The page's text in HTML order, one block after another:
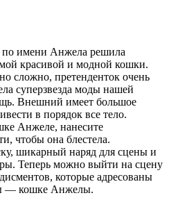
по имени Анжела решила
красивой и модной кошки.
сложно, претенденток очень
суперзвезда моды нашей
Внешний имеет большое
в порядок все тело.
Анжеле, нанесите
чтобы она блестела.
шикарный наряд для сцены и
Теперь можно выйти на сцену
которые адресованы
— кошке Анжелы.